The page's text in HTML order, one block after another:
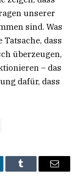
unserer
sind. Was
dass
überzeugen,
– das
dafür, dass
Tumblr Email